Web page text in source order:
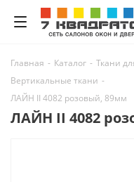
Главная - Каталог - Ткани
Вертикальные ткани -
ЛАЙН II 4082 розовый, 89мм
ЛАЙН II 4082